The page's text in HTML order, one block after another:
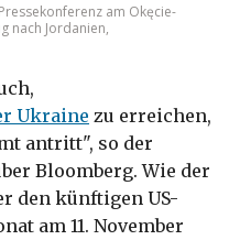
am Okęcie-
nach Jordanien,
Ukraine zu erreichen,
antritt", so der
ber Bloomberg. Wie der
den künftigen US-
am 11. November